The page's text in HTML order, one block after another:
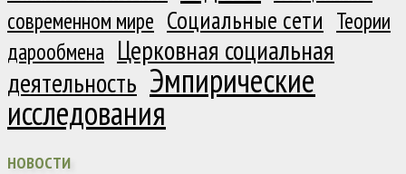
современном мире Социальные сети Теории
дарообмена Церковная социальная
деятельность Эмпирические
исследования
НОВОСТИ